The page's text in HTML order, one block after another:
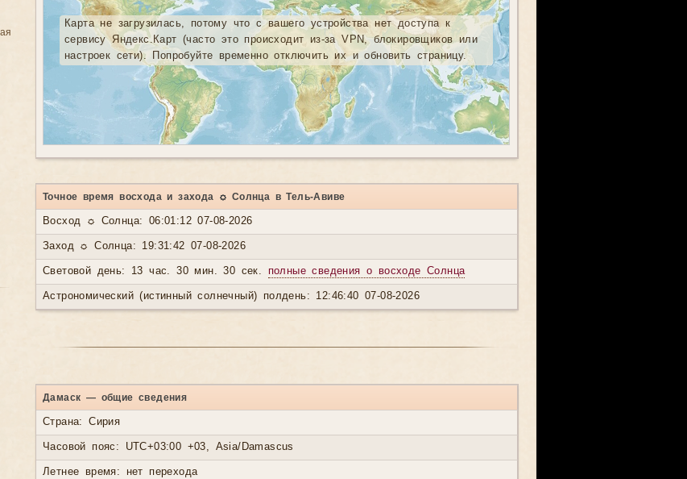
Карта не загрузилась, потому что с вашего устройства нет доступа к
сервису Яндекс.Карт (часто это происходит из-за VPN, блокировщиков или
настроек сети). Попробуйте временно отключить их и обновить страницу.
Точное время восхода и захода ☼ Солнца в Тель-Авиве
Восход ☼ Солнца: 06:01:12 07-08-2026
Заход ☼ Солнца: 19:31:42 07-08-2026
Световой день: 13 час. 30 мин. 30 сек. полные сведения о восходе Солнца
Астрономический (истинный солнечный) полдень: 12:46:40 07-08-2026
Дамаск — общие сведения
Страна: Сирия
Часовой пояс: UTC+03:00 +03, Asia/Damascus
Летнее время: нет перехода